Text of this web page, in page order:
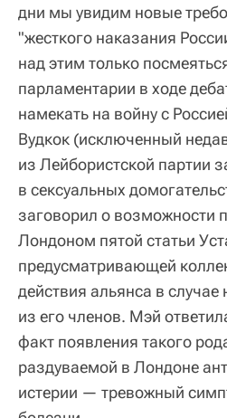
дни мы увидим новые
"жесткого наказания
над этим только
парламентарии в ходе
намекать на войну с
Вудкок (исключенный
из Лейбористской партии
в сексуальных
заговорил о возможности
Лондоном пятой статьи
предусматривающей
действия альянса в
из его членов. Мэй
факт появления такого
раздуваемой в Лондоне
истерии — тревожный